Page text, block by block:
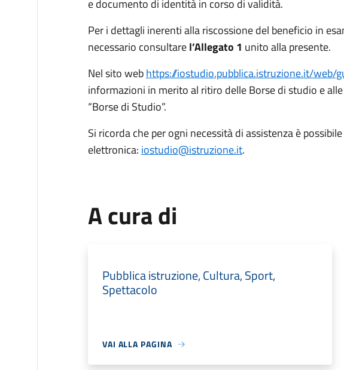
e documento di identità in corso di validità.
Per i dettagli inerenti alla riscossione del beneficio in
necessario consultarel’Allegato 1 unito alla presente.
Nel sito webhttps://iostudio.pubblica.istruzione.it/web/
informazioni in merito al ritiro delle Borse di studio e
“Borse di Studio”.
Si ricorda che per ogni necessità di assistenza è
elettronica: iostudio@istruzione.it.
A cura di
Pubblica istruzione, Cultura, Sport,
Spettacolo
VAI ALLA PAGINA